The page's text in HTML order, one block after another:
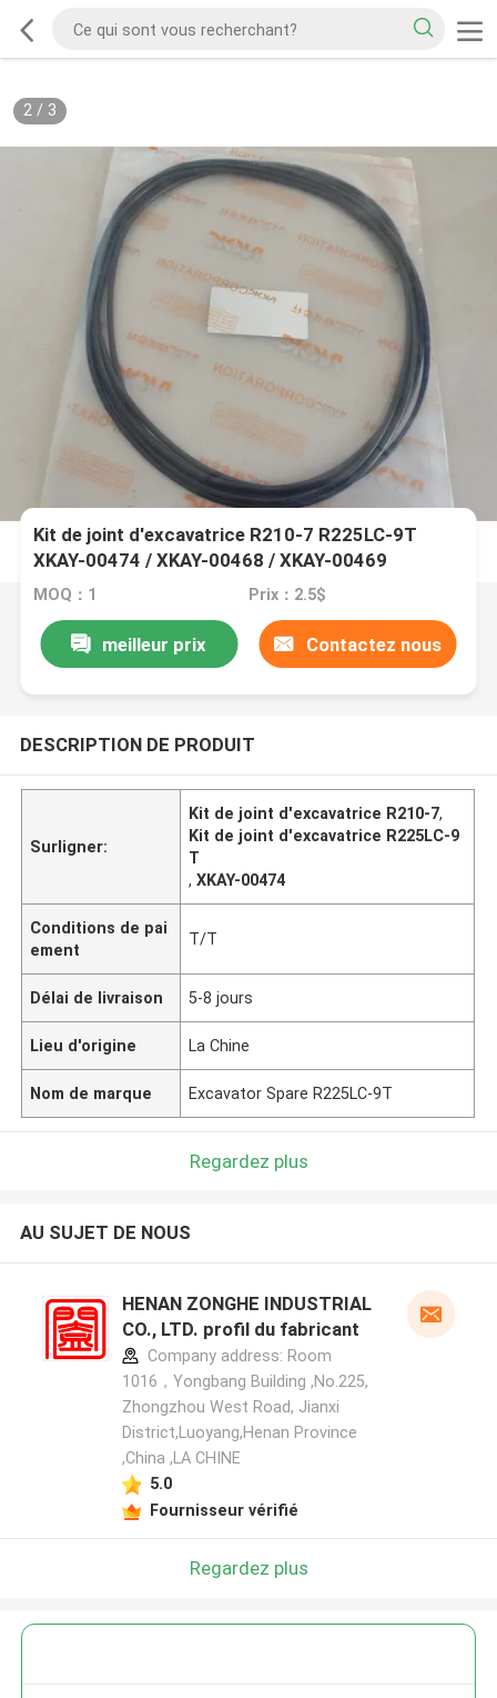
2/ 3
Kit de joint d'excavatrice R210-7 R225LC-9T
XKAY-00474 / XKAY-00468 / XKAY-00469
MOQ：1 Prix：2.5$
meilleur prix Contactez nous
DESCRIPTION DE PRODUIT
Surligner:
Kit de joint d'excavatrice R210-7,
Kit de joint d'excavatrice R225LC-9
T
,XKAY-00474
Conditions de pai
ement
T/T
Délai de livraison 5-8 jours
Lieu d'origine La Chine
Nom de marque Excavator Spare R225LC-9T
Regardez plus
AU SUJET DE NOUS
HENAN ZONGHE INDUSTRIAL
CO., LTD. profil du fabricant
Company address: Room
1016，Yongbang Building ,No.225,
Zhongzhou West Road, Jianxi
District,Luoyang,Henan Province
,China ,LA CHINE
5.0
Fournisseur vérifié
Regardez plus